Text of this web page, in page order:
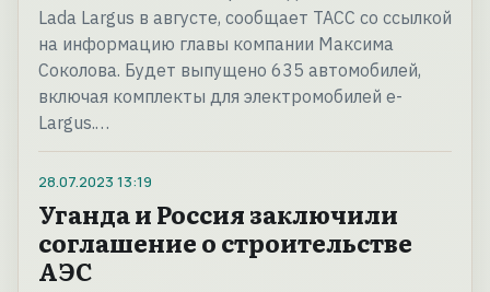
Lada Largus в августе, сообщает ТАСС со ссылкой
на информацию главы компании Максима
Соколова. Будет выпущено 635 автомобилей,
включая комплекты для электромобилей e-
Largus.…
28.07.2023 13:19
Уганда и Россия заключили
соглашение о строительстве
АЭС